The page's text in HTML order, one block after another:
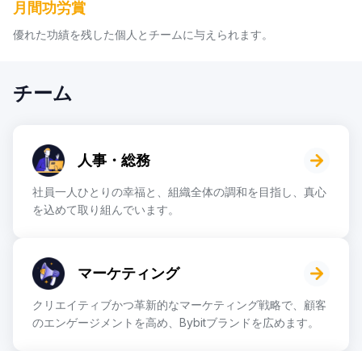
月間功労賞
優れた功績を残した個人とチームに与えられます。
チーム
人事・総務
社員一人ひとりの幸福と、組織全体の調和を目指し、真心
を込めて取り組んでいます。
マーケティング
クリエイティブかつ革新的なマーケティング戦略で、顧客
のエンゲージメントを高め、Bybitブランドを広めます。